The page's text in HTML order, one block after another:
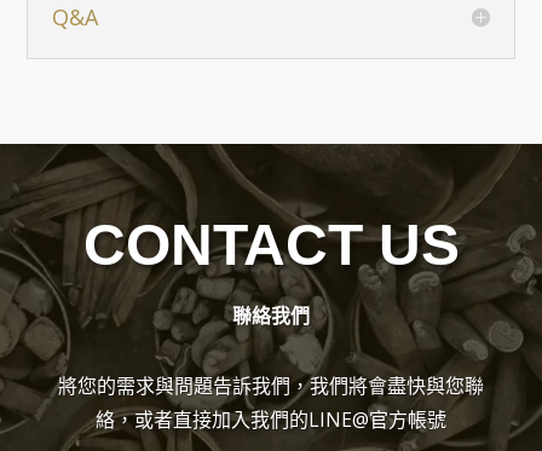
Q&A
CONTACT US
聯絡我們
將您的需求與問題告訴我們，我們將會盡快與您聯
絡，或者直接加入我們的LINE@官方帳號